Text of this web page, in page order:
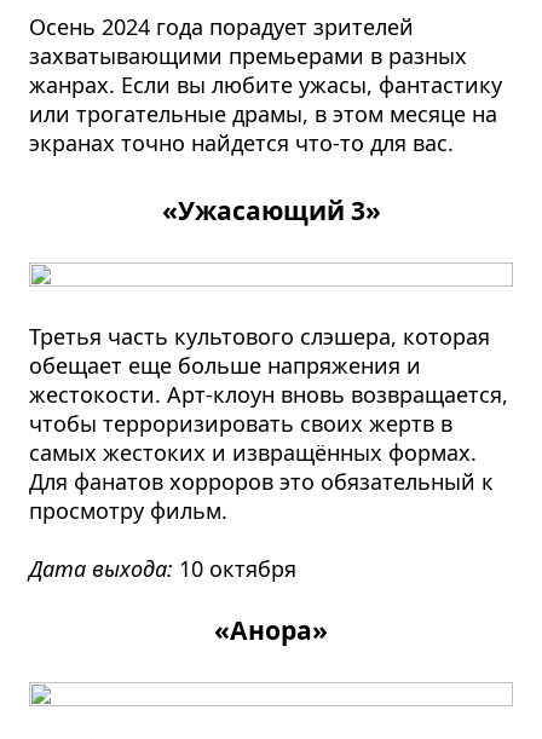
Осень 2024 года порадует зрителей
захватывающими премьерами в разных
жанрах. Если вы любите ужасы, фантастику
или трогательные драмы, в этом месяце на
экранах точно найдется что-то для вас.
«Ужасающий 3»
Третья часть культового слэшера, которая
обещает еще больше напряжения и
жестокости. Арт-клоун вновь возвращается,
чтобы терроризировать своих жертв в
самых жестоких и извращённых формах.
Для фанатов хорроров это обязательный к
просмотру фильм.
Дата выхода: 10 октября
«Анора»